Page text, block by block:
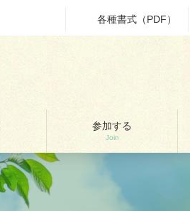
各種書式（PDF）
参加する
Join